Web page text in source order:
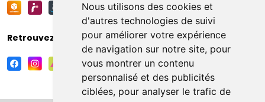
Nous utilisons des cookies et
d'autres technologies de suivi
pour améliorer votre expérience
de navigation sur notre site, pour
vous montrer un contenu
personnalisé et des publicités
ciblées, pour analyser le trafic de
Retrouvez-nous sur vos réseaux sociaux